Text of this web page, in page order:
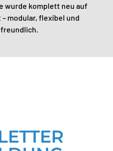
wurde komplett neu auf
modular, flexibel und